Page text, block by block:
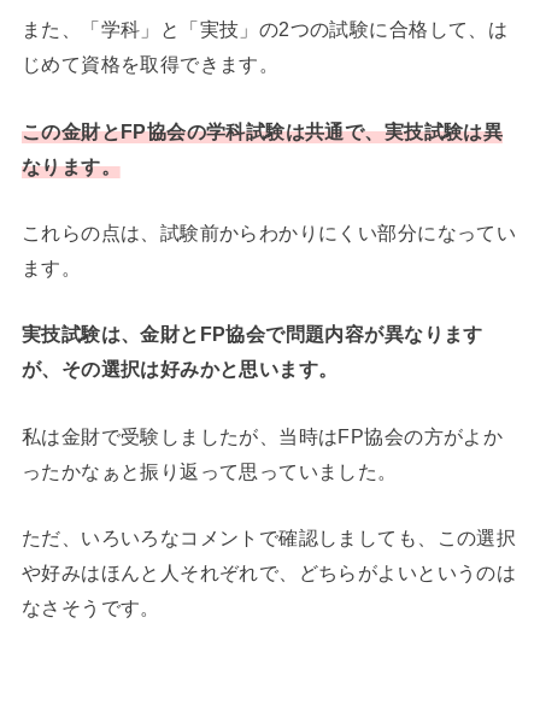
また、「学科」と「実技」の2つの試験に合格して、は
じめて資格を取得できます。
この金財とFP協会の学科試験は共通で、実技試験は異
なります。
これらの点は、試験前からわかりにくい部分になってい
ます。
実技試験は、金財とFP協会で問題内容が異なります
が、その選択は好みかと思います。
私は金財で受験しましたが、当時はFP協会の方がよか
ったかなぁと振り返って思っていました。
ただ、いろいろなコメントで確認しましても、この選択
や好みはほんと人それぞれで、どちらがよいというのは
なさそうです。